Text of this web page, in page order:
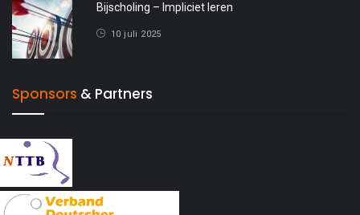
Bijscholing – Impliciet leren
10 juli 2025
Sponsors & Partners